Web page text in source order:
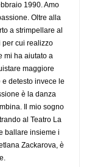
1990. Amo
Oltre alla
a strimpellare al
per cui realizzo
mi ha aiutato a
maggiore
detesto invece le
è la danza
Il mio sogno
al Teatro La
ballare insieme i
Zackarova, è